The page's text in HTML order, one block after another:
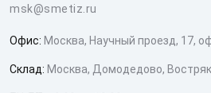
msk@smetiz.ru
Офис: Москва, Научный проезд, 17,
Склад: Москва, Домодедово,